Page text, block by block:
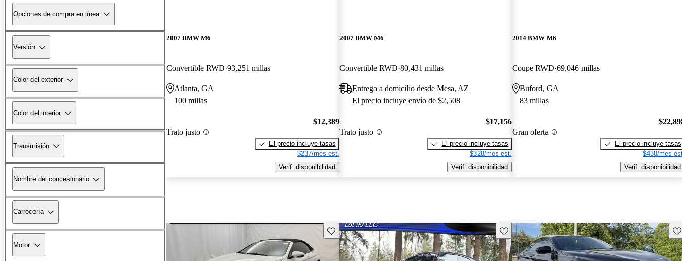
Opciones de compra en línea
Versión
Color del exterior
Color del interior
Transmisión
Nombre del concesionario
Carrocería
Motor
2007 BMW M6
Convertible RWD 93,251 millas
Atlanta, GA
100 millas
Trato justo
$12,389
El precio incluye tasas
$237/mes est.
Verif. disponibilidad
2007 BMW M6
Convertible RWD 80,431 millas
Entrega a domicilio desde Mesa, AZ
El precio incluye envío de $2,508
Trato justo
$17,156
El precio incluye tasas
$328/mes est.
Verif. disponibilidad
2014 BMW M6
Coupe RWD 69,046 millas
Buford, GA
83 millas
Gran oferta
El precio incluye tasas
$438/mes
Verif. disponibilidad
Guarda este Aviso Guarda este Aviso